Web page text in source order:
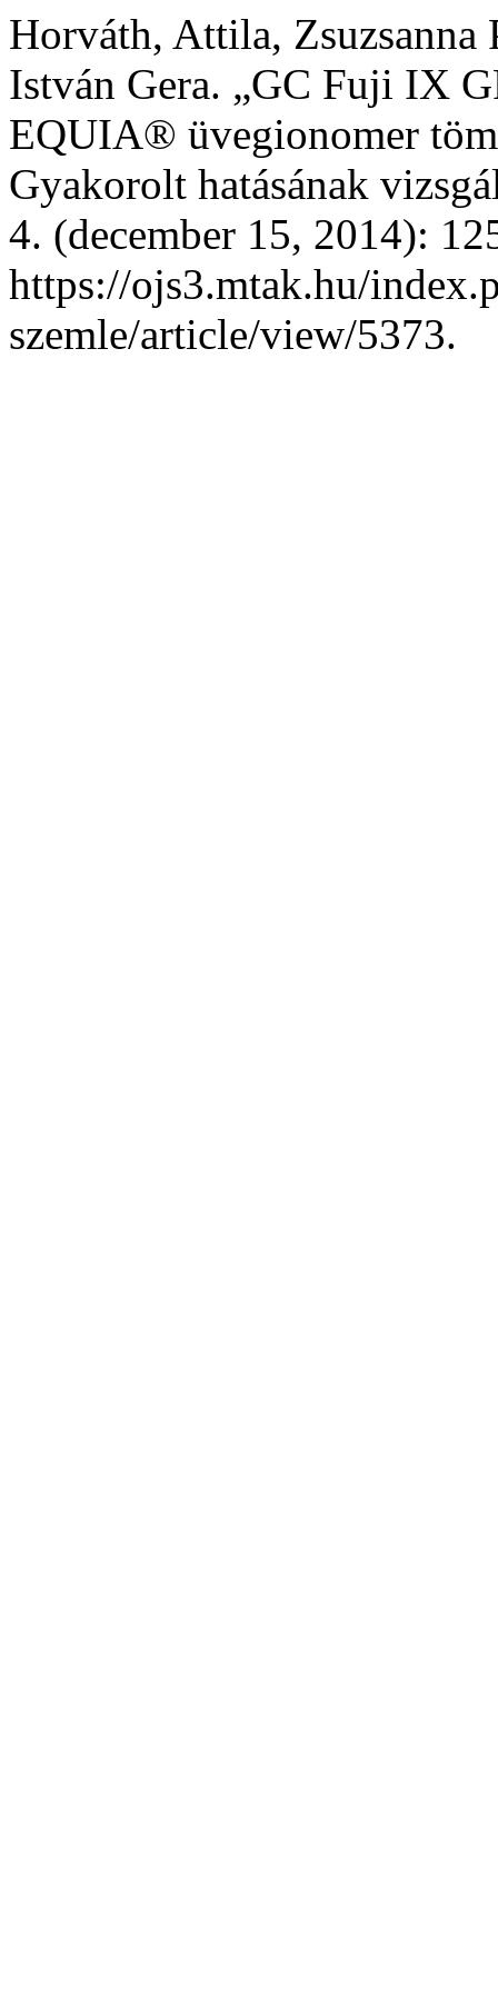
Horváth, Attila, Zsuzsanna
István Gera. „GC Fuji IX
EQUIA® üvegionomer
Gyakorolt hatásának
4. (december 15, 2014):
https://ojs3.mtak.hu/
szemle/article/view/5373.